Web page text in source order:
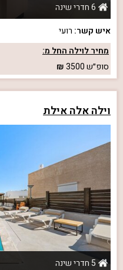
6 חדרי שינה
איש קשר: רועי
מחיר לוילה החל מ:
סופ״ש3500
וילה אלה אילת
5 חדרי שינה